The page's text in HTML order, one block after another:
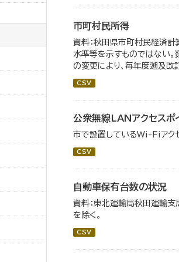
市町村民所得
資料：秋田県市町村民経済計
水準等を示すものではない
の変更により、毎年度遡及改
CSV
公衆無線LANアクセスポ
市で設置しているWi-Fiアク
CSV
自動車保有台数の状況
資料：東北運輸局秋田運輸支
を除く。
CSV